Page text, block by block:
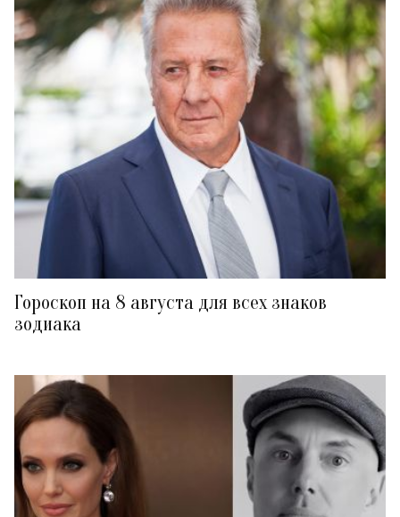
Гороскоп на 8 августа для всех знаков
зодиака